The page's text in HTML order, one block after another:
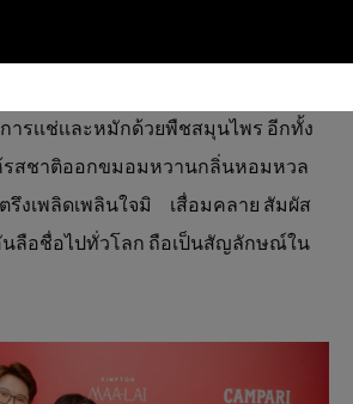
โฉม รวมทุกลุคสุดแกลมในธีม
ว) สีแดงเข้มซึ่งเป็นเอกลักษณ์ระดับ
รื่องดื่มที่มีความคลาสสิคร่วมสมัยและ
รเเช่เเละหมักด้วยพืชสมุนไพร อีกทั้ง
รสชาติออกขมอมหวานกลิ่นหอมหวล
งเพลิดเพลินใจมิ เสื่อมคลาย สัมผัส
ลือชื่อไปทั่วโลก ถือเป็นสัญลักษณ์ใน